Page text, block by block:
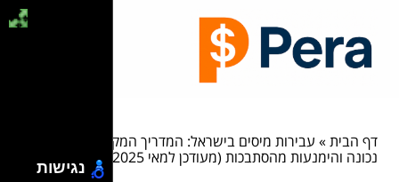
דף הבית» עבירות מיסים בישראל: המדריך המקיף להתנהלות
נכונה והימנעות מהסתבכות (מעודכן למאי 2025)
נגישות